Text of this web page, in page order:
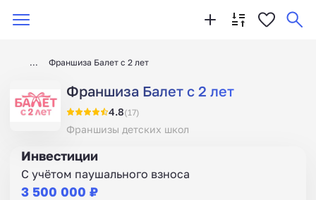
Франшиза Балет с 2 лет
Франшиза Балет с 2 лет
4.8(17)
Франшизы детских школ
Инвестиции
С учётом паушального взноса
3 500 000 ₽